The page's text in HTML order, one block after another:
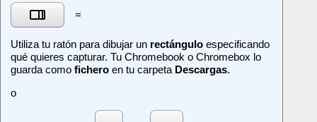
[]]]
=
Utiliza tu ratón para dibujar un rectángulo especificando
qué quieres capturar. Tu Chromebook o Chromebox lo
guarda como fichero en tu carpeta Descargas.
o